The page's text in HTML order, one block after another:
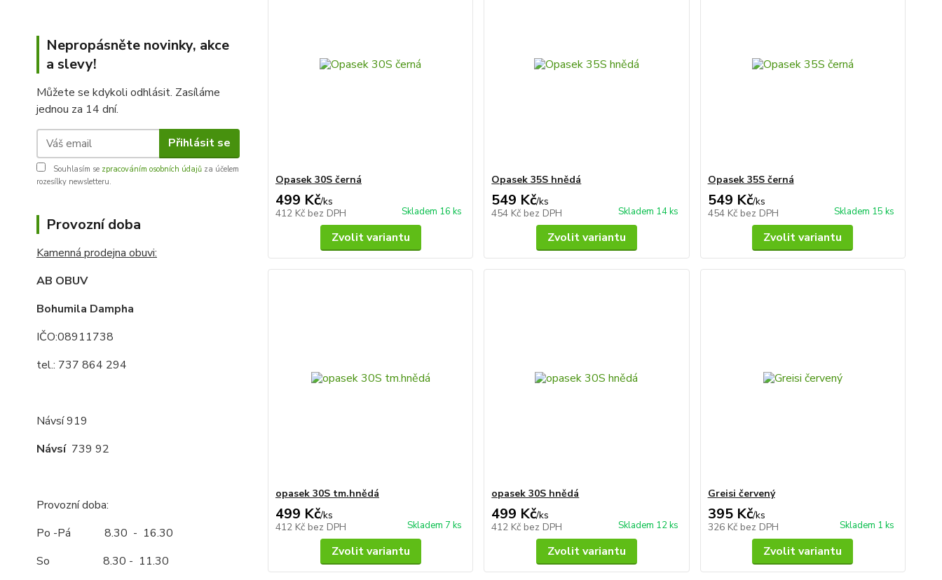
Nepropásněte novinky, akce
a slevy!
Můžete se kdykoli odhlásit. Zasíláme
jednou za 14 dní.
Přihlásit se
Souhlasím se zpracováním osobních údajů za účelem
rozesílky newsletteru.
Provozní doba
Kamenná prodejna obuvi:
AB OBUV
Bohumila Dampha
IČO:08911738
tel.: 737 864 294
Návsí 919
Návsí739 92
Provozní doba:
Po -Pá 8.30 - 16.30
So 8.30 - 11.30
Opasek 30S černá
499 Kč/ks
412 Kč bez DPH Skladem 16 ks
Zvolit variantu
Opasek 35S hnědá
549 Kč/ks
454 Kč bez DPH Skladem 14 ks
Zvolit variantu
Opasek 35S černá
549 Kč/ks
454 Kč bez DPH Skladem 15 ks
Zvolit variantu
opasek 30S tm.hnědá
499 Kč/ks
412 Kč bez DPH Skladem 7 ks
Zvolit variantu
opasek 30S hnědá
499 Kč/ks
412 Kč bez DPH Skladem 12 ks
Zvolit variantu
Greisi červený
395 Kč/ks
326 Kč bez DPH Skladem 1 ks
Zvolit variantu